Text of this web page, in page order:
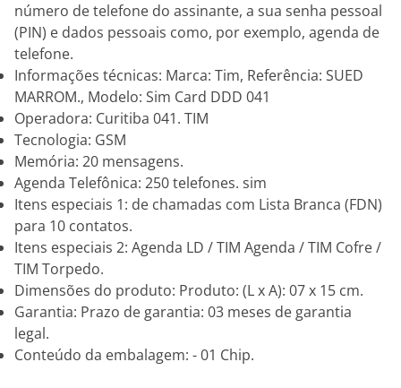
número de telefone do assinante, a sua senha pessoal
(PIN) e dados pessoais como, por exemplo, agenda de
telefone.
Informações técnicas: Marca: Tim, Referência: SUED
MARROM., Modelo: Sim Card DDD 041
Operadora: Curitiba 041. TIM
Tecnologia: GSM
Memória: 20 mensagens.
Agenda Telefônica: 250 telefones. sim
Itens especiais 1: de chamadas com Lista Branca (FDN)
para 10 contatos.
Itens especiais 2: Agenda LD / TIM Agenda / TIM Cofre /
TIM Torpedo.
Dimensões do produto: Produto: (L x A): 07 x 15 cm.
Garantia: Prazo de garantia: 03 meses de garantia
legal.
Conteúdo da embalagem: - 01 Chip.